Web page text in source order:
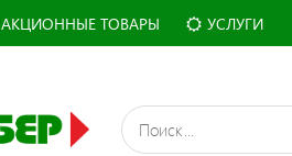
АКЦИОННЫЕ ТОВАРЫ УСЛУГИ